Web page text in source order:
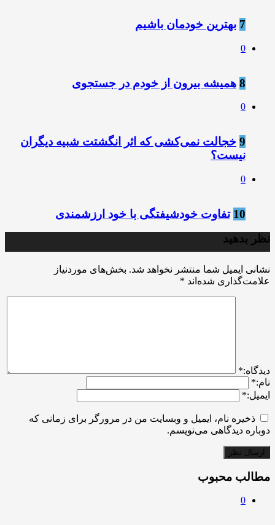
7 بهترین خودمان باشیم
0
8 همیشه بیرون از خودم در جستجوی
0
9 خجالت نمی‌کشی که اثر انگشتت شبیه دیگران
نیست؟
0
10 تفاوت خودشیفتگی با خود ارزشمندی
نظر بدهید
نشانی ایمیل شما منتشر نخواهد شد. بخش‌های موردنیاز
علامت‌گذاری شده‌اند *
ديدگاه:*
نام:*
ایمیل:*
ذخیره نام، ایمیل و وبسایت من در مرورگر برای زمانی که
دوباره دیدگاهی می‌نویسم.
مطالب محبوب
0